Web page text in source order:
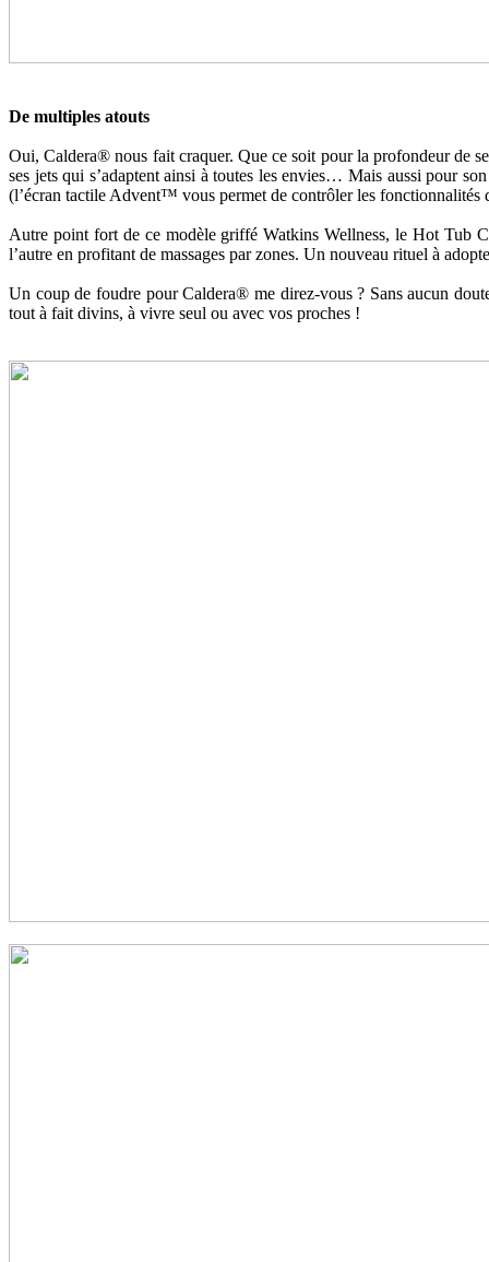
De multiples atouts
Oui, Caldera® nous fait craquer. Que ce soit pour la profondeur de
ses jets qui s’adaptent ainsi à toutes les envies… Mais aussi pour
(l’écran tactile Advent™ vous permet de contrôler les fonctionnalités
Autre point fort de ce modèle griffé Watkins Wellness, le Hot Tub
l’autre en profitant de massages par zones. Un nouveau rituel à
Un coup de foudre pour Caldera® me direz-vous ? Sans aucun
tout à fait divins, à vivre seul ou avec vos proches !